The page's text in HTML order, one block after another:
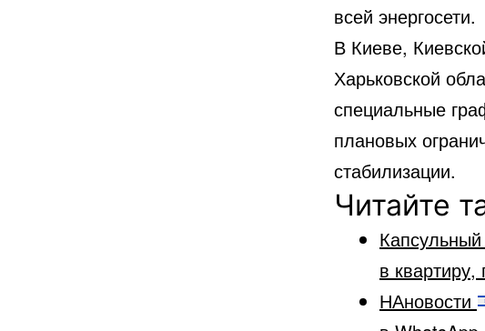
всей энергосети.
В Киеве,
Харьковской
специальные
плановых
стабилизации.
Читайте
в квартиру,
НАновости